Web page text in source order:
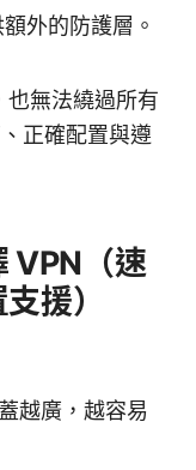
外的防護層。
也無法繞過所有
正確配置與遵
VPN（速
援）
越廣，越容易